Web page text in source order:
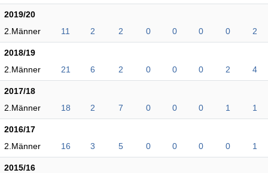
2019/20
2.Männer
11 2 2 0 0 0 0 2
2018/19
2.Männer
21 6 2 0 0 0 2 4
2017/18
2.Männer
18 2 7 0 0 0 1 1
2016/17
2.Männer
16 3 5 0 0 0 0 1
2015/16